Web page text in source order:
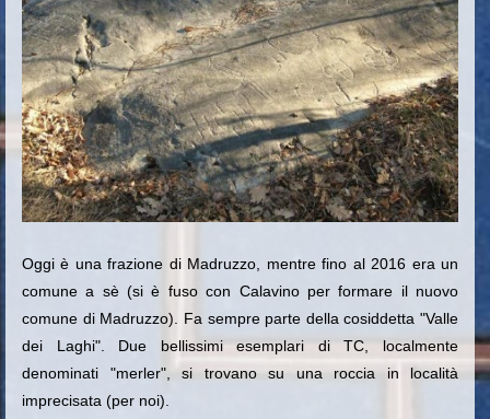
Oggi è una frazione di Madruzzo, mentre fino al 2016 era un
comune a sè (si è fuso con Calavino per formare il nuovo
comune di Madruzzo). Fa sempre parte della cosiddetta "Valle
dei Laghi". Due bellissimi esemplari di TC, localmente
denominati "merler", si trovano su una roccia in località
imprecisata (per noi).